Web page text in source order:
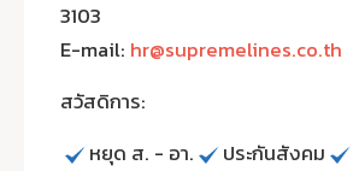
3103
E-mail: hr@supremelines.co.th
สวัสดิการ:
หยุด ส. - อา.
ประกันสังคม